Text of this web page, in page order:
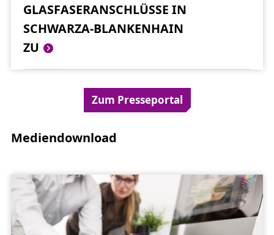
GLASFASERANSCHLÜSSE IN
SCHWARZA-BLANKENHAIN
ZU
Zum Presseportal
Mediendownload